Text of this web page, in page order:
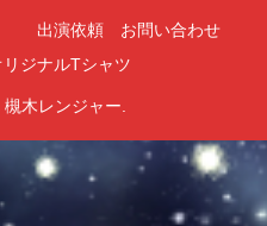
出演依頼 お問い合わせ
ジナルTシャツ
木レンジャー.